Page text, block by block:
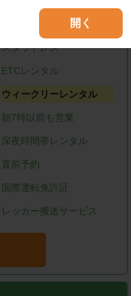
開く
スタッドレス
ETCレンタル
ウィークリーレンタル
朝7時以前も営業
深夜時間帯レンタル
直前予約
国際運転免許証
レッカー搬送サービス